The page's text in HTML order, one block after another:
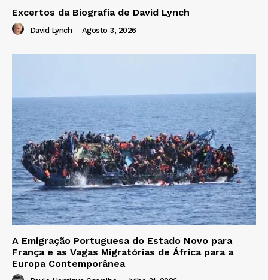
Excertos da Biografia de David Lynch
David Lynch - Agosto 3, 2026
A Emigração Portuguesa do Estado Novo para
França e as Vagas Migratórias de África para a
Europa Contemporânea